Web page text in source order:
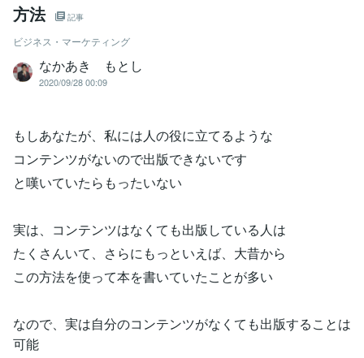
方法
記事
ビジネス・マーケティング
なかあき もとし
2020/09/28 00:09
もしあなたが、私には人の役に立てるような
コンテンツがないので出版できないです
と嘆いていたらもったいない
実は、コンテンツはなくても出版している人は
たくさんいて、さらにもっといえば、大昔から
この方法を使って本を書いていたことが多い
なので、実は自分のコンテンツがなくても出版することは
可能